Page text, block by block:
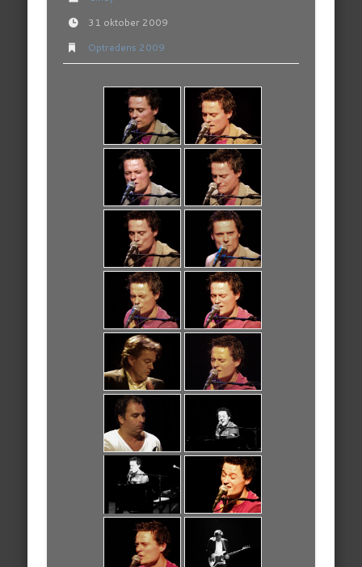
31 oktober 2009
Optredens 2009